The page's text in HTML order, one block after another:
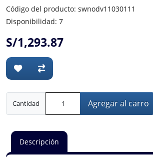
Código del producto: swnodv11030111
Disponibilidad: 7
S/1,293.87
Cantidad Agregar al carro
Descripción